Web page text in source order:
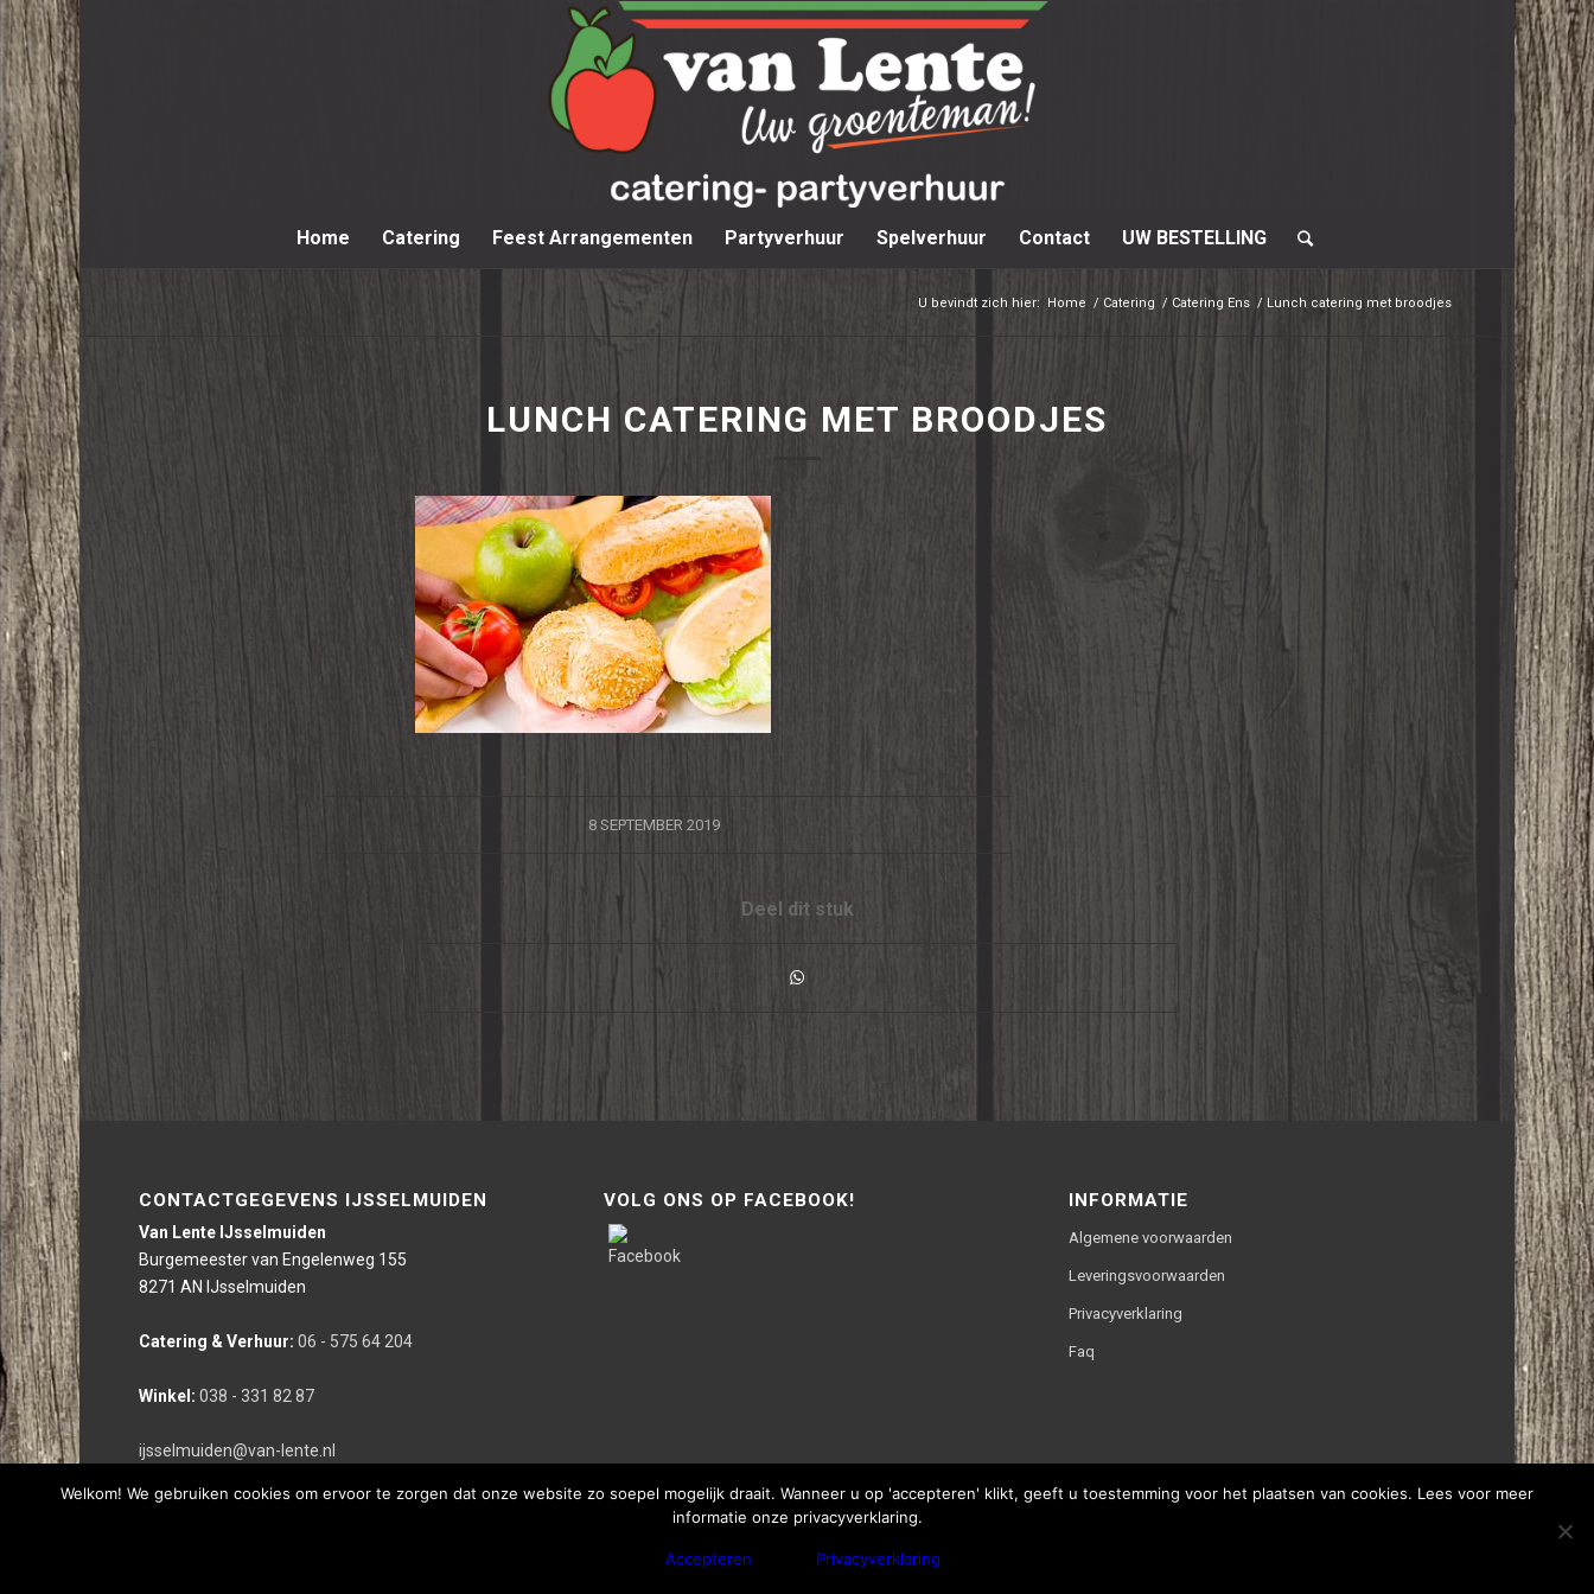
Home Catering Feest Arrangementen Partyverhuur Spelverhuur Contact UW BESTELLING
U bevindt zich hier: Home / Catering / Catering Ens / Lunch catering met broodjes
LUNCH CATERING MET BROODJES
8 SEPTEMBER 2019
/
Deel dit stuk
CONTACTGEGEVENS IJSSELMUIDEN
Van Lente IJsselmuiden
Burgemeester van Engelenweg 155
8271 AN IJsselmuiden
Catering & Verhuur: 06 - 575 64 204
Winkel: 038 - 331 82 87
ijsselmuiden@van-lente.nl
VOLG ONS OP FACEBOOK! INFORMATIE
Algemene voorwaarden
Leveringsvoorwaarden
Privacyverklaring
Faq
Deze website is gerealiseerd door bco reclameburo i.s.m. WebThisSign | © Copyright - Van Lente
Welkom! We gebruiken cookies om ervoor te zorgen dat onze website zo soepel mogelijk draait. Wanneer u op 'accepteren' klikt, geeft u toestemming voor het plaatsen van cookies. Lees voor meer
informatie onze privacyverklaring.
Accepteren Privacyverklaring